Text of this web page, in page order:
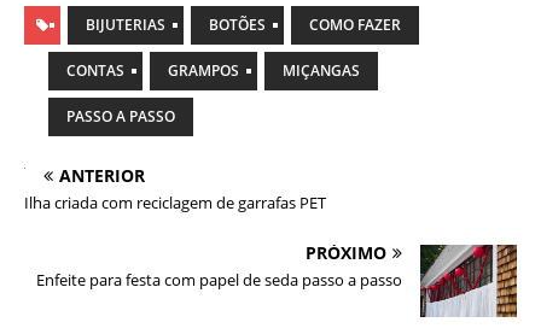
BIJUTERIAS BOTÕES COMO FAZER
CONTAS GRAMPOS MIÇANGAS
PASSO A PASSO
ANTERIOR
Ilha criada com reciclagem de garrafas PET
PRÓXIMO
Enfeite para festa com papel de seda passo a passo